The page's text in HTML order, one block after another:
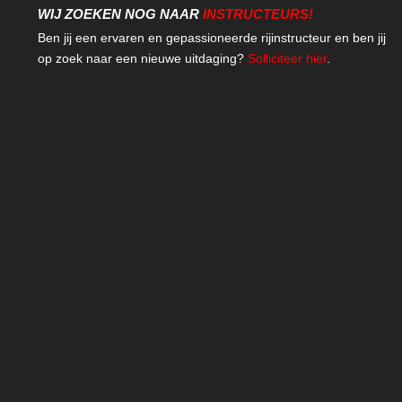
WIJ ZOEKEN NOG NAAR INSTRUCTEURS!
Ben jij een ervaren en gepassioneerde rijinstructeur en ben jij
op zoek naar een nieuwe uitdaging? Solliciteer hier.